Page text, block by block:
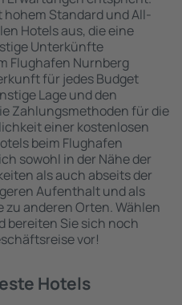
hohem Standard und All-
Hotels aus, die eine
Unterkünfte
Flughafen Nurnberg
für jedes Budget
Lage und den
Zahlungsmethoden für die
einer kostenlosen
beim Flughafen
sowohl in der Nähe der
als auch abseits der
Aufenthalt und als
anderen Orten. Wählen
bereiten Sie sich noch
vor!
Hotels